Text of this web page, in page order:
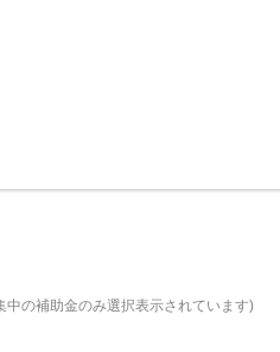
の補助金のみ選択表示されています)